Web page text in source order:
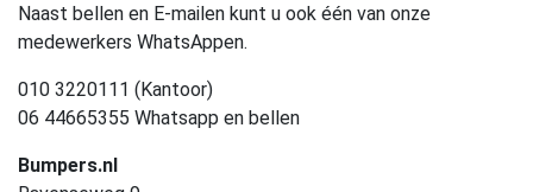
Naast bellen en E-mailen kunt u ook één van onze
medewerkers WhatsAppen.
010 3220111 (Kantoor)
06 44665355 Whatsapp en bellen
Bumpers.nl